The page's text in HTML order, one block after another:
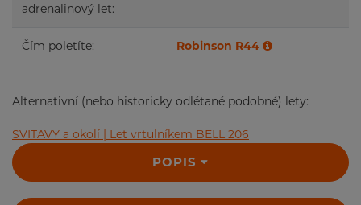
adrenalinový let:
Čím poletíte: Robinson R44
POPIS
Alternativní (nebo historicky odlétané podobné) lety:
SVITAVY a okolí | Let vrtulníkem BELL 206